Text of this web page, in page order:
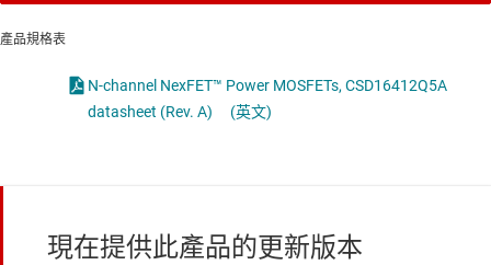
產品規格表
N-channel NexFET™ Power MOSFETs, CSD16412Q5A
datasheet (Rev. A)
(英文)
現在提供此產品的更新版本